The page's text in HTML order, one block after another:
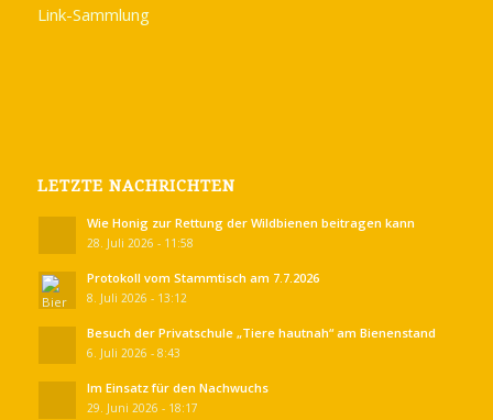
Link-Sammlung
LETZTE NACHRICHTEN
Wie Honig zur Rettung der Wildbienen beitragen kann
28. Juli 2026 - 11:58
Protokoll vom Stammtisch am 7.7.2026
8. Juli 2026 - 13:12
Besuch der Privatschule „Tiere hautnah“ am Bienenstand
6. Juli 2026 - 8:43
Im Einsatz für den Nachwuchs
29. Juni 2026 - 18:17